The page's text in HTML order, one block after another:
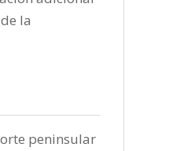
la
peninsular